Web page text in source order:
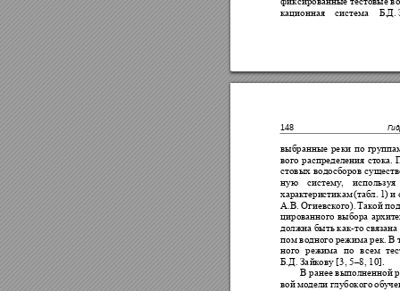
фиксированные тестовые
кационная
система Б.Д.
148
выбранные реки по
вого распределения стока.
стовых водосборов суще
ную
систему, используя
характеристикам (табл. 1) и
А.В. Огиевского). Такой
цированного выбора
должна быть как-то
пом водного режима рек. В
ного
режима по всем т
Б.Д. Зайкову [3, 5‒8, 10].
В ранее выполненной
вой модели глубокого обу